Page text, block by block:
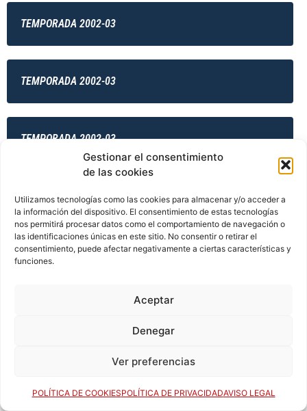
Gestionar el consentimiento
de las cookies
Utilizamos tecnologías como las cookies para almacenar y/o acceder a
la información del dispositivo. El consentimiento de estas tecnologías
nos permitirá procesar datos como el comportamiento de navegación o
las identificaciones únicas en este sitio. No consentir o retirar el
consentimiento, puede afectar negativamente a ciertas características y
funciones.
Aceptar
Denegar
Ver preferencias
POLÍTICA DE COOKIESPOLÍTICA DE PRIVACIDADAVISO LEGAL
TEMPORADA 2002-03
TEMPORADA 2002-03
TEMPORADA 2002-03
TEMPORADA 2003-04
TEMPORADA 2003-04
TEMPORADA 2003-04